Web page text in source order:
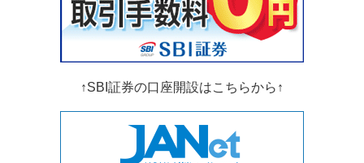
↑SBI証券の口座開設はこちらから↑